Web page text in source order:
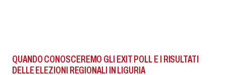
QUANDO CONOSCEREMO GLI EXIT POLL E I RISULTATI
DELLE ELEZIONI REGIONALI IN LIGURIA